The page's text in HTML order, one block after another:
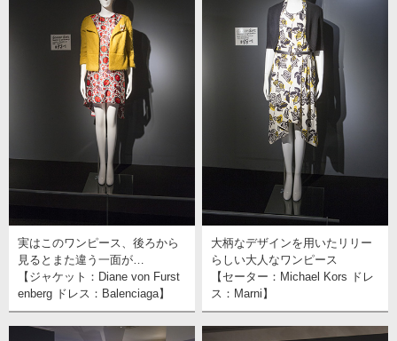
実はこのワンピース、後ろから
見るとまた違う一面が…
【ジャケット：Diane von Furst
enberg ドレス：Balenciaga】
大柄なデザインを用いたリリー
らしい大人なワンピース
【セーター：Michael Kors ドレ
ス：Marni】